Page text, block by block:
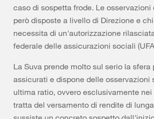
caso di sospetta frode. Le osservazioni
però disposte a livello di Direzione e
necessita di un'autorizzazione
federale delle assicurazioni sociali
La Suva prende molto sul serio la sfera
assicurati e dispone delle osservazioni
ultima ratio, ovvero esclusivamente
tratta del versamento di rendite di